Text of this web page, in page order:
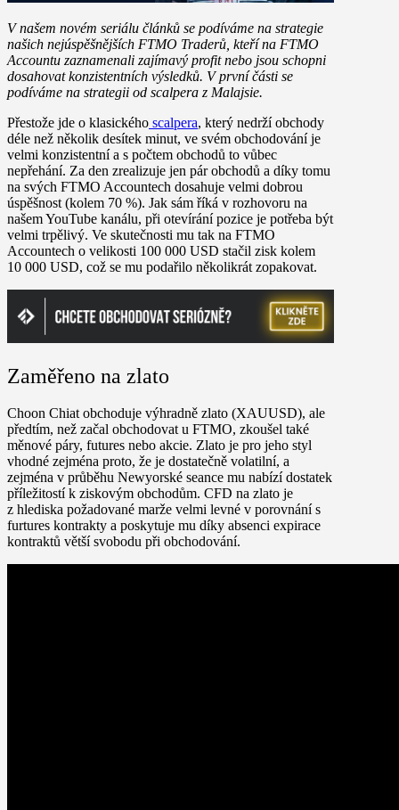
V našem novém seriálu článků se podíváme na strategie
našich nejúspěšnějších FTMO Traderů, kteří na FTMO
Accountu zaznamenali zajímavý profit nebo jsou schopni
dosahovat konzistentních výsledků. V první části se
podíváme na strategii od scalpera z Malajsie.
Přestože jde o klasického scalpera, který nedrží obchody
déle než několik desítek minut, ve svém obchodování je
velmi konzistentní a s počtem obchodů to vůbec
nepřehání. Za den zrealizuje jen pár obchodů a díky tomu
na svých FTMO Accountech dosahuje velmi dobrou
úspěšnost (kolem 70 %). Jak sám říká v rozhovoru na
našem YouTube kanálu, při otevírání pozice je potřeba být
velmi trpělivý. Ve skutečnosti mu tak na FTMO
Accountech o velikosti 100 000 USD stačil zisk kolem
10 000 USD, což se mu podařilo několikrát zopakovat.
Zaměřeno na zlato
Choon Chiat obchoduje výhradně zlato (XAUUSD), ale
předtím, než začal obchodovat u FTMO, zkoušel také
měnové páry, futures nebo akcie. Zlato je pro jeho styl
vhodné zejména proto, že je dostatečně volatilní, a
zejména v průběhu Newyorské seance mu nabízí dostatek
příležitostí k ziskovým obchodům. CFD na zlato je
z hlediska požadované marže velmi levné v porovnání s
furtures kontrakty a poskytuje mu díky absenci expirace
kontraktů větší svobodu při obchodování.